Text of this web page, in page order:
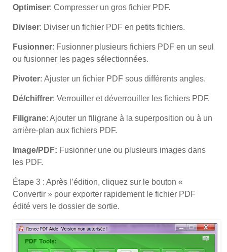
Optimiser: Compresser un gros fichier PDF.
Diviser: Diviser un fichier PDF en petits fichiers.
Fusionner: Fusionner plusieurs fichiers PDF en un seul
ou fusionner les pages sélectionnées.
Pivoter: Ajuster un fichier PDF sous différents angles.
Dé/chiffrer: Verrouiller et déverrouiller les fichiers PDF.
Filigrane: Ajouter un filigrane à la superposition ou à un
arrière-plan aux fichiers PDF.
Image/PDF: Fusionner une ou plusieurs images dans
les PDF.
Étape 3 : Après l’édition, cliquez sur le bouton «
Convertir » pour exporter rapidement le fichier PDF
édité vers le dossier de sortie.